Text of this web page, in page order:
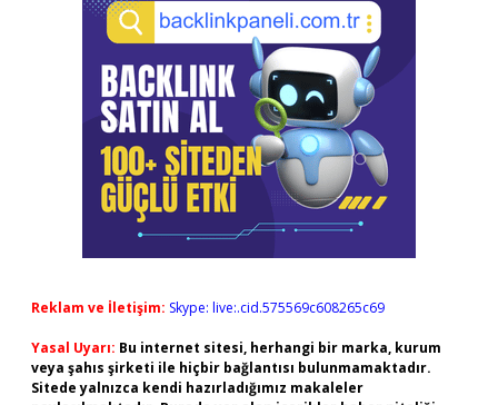
Reklam ve İletişim: Skype: live:.cid.575569c608265c69
Yasal Uyarı: Bu internet sitesi, herhangi bir marka, kurum
veya şahıs şirketi ile hiçbir bağlantısı bulunmamaktadır.
Sitede yalnızca kendi hazırladığımız makaleler